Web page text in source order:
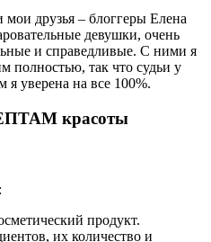
друзья – блоггеры Елена
девушки, очень
и справедливые. С ними я
полностью, так что судьи у
я уверена на все 100%.
красоты
продукт.
их количество и